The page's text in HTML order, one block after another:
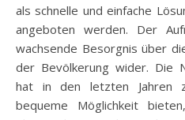
als schnelle und einfache
angeboten werden. Der
wachsende Besorgnis über
der Bevölkerung wider. Die
hat in den letzten Jahren
bequeme Möglichkeit